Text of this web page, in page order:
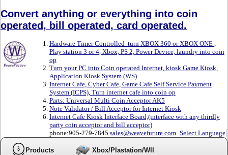
Convert anything or everything into coin
operated, bill operated, card operated.
Hardware Timer Controlled turn XBOX 360 or XBOX ONE ,
Play station 3 or 4, Xbox, PS 2, Power Device, laundry into coin
op
Turn your PC into Coin operated Internet, kiosk Game Kiosk,
Application Kiosk System (WS)
Internet Cafe, Cyber Cafe, Game Cafe Self Service Payment
System (ICPS), Turn internet cafe into coin op
Parts: Universal Multi Coin Acceptor AK5
Note Validator / Bill Acceptor for Internet Kiosk
Internet Cafe Kiosk Interface Board,(interface with any thirdly
party coin acceptor and bill acceptor)
phone:905-279-7845 sales@weavefuture.com Select Language
Products Xbox/Plastation/WII